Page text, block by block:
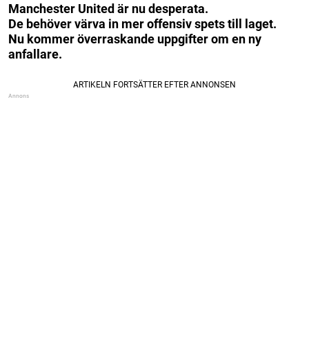
Manchester United är nu desperata.
De behöver värva in mer offensiv spets till laget.
Nu kommer överraskande uppgifter om en ny
anfallare.